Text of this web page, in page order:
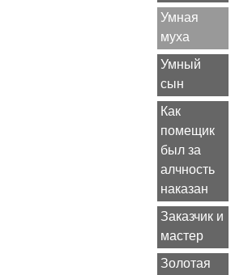
Умная
муха
Умный
сын
Как
помещик
был за
алчность
наказан
Заказчик и
мастер
Золотая